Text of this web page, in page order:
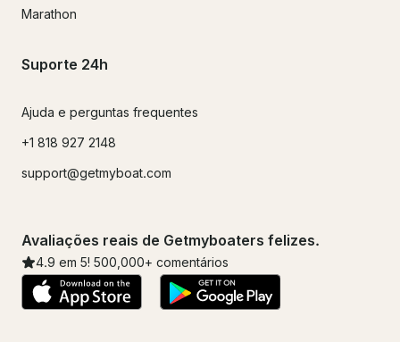
Marathon
Suporte 24h
Ajuda e perguntas frequentes
+1 818 927 2148
support@getmyboat.com
Avaliações reais de Getmyboaters felizes.
4.9 em 5! 500,000+ comentários